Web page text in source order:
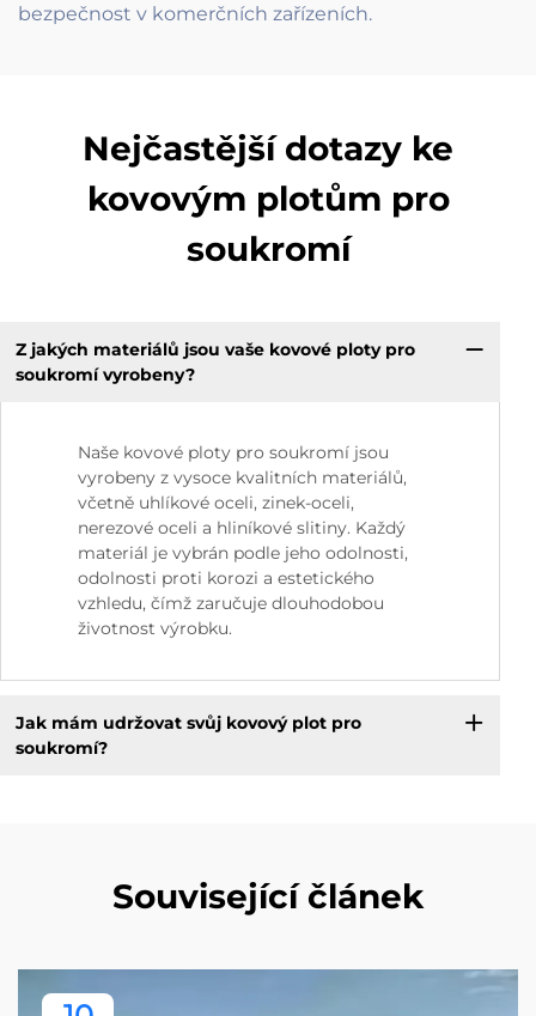
bezpečnost v komerčních zařízeních.
Nejčastější dotazy ke
kovovým plotům pro
soukromí
Z jakých materiálů jsou vaše kovové ploty pro
soukromí vyrobeny?
Naše kovové ploty pro soukromí jsou
vyrobeny z vysoce kvalitních materiálů,
včetně uhlíkové oceli, zinek-oceli,
nerezové oceli a hliníkové slitiny. Každý
materiál je vybrán podle jeho odolnosti,
odolnosti proti korozi a estetického
vzhledu, čímž zaručuje dlouhodobou
životnost výrobku.
Jak mám udržovat svůj kovový plot pro
soukromí?
Související článek